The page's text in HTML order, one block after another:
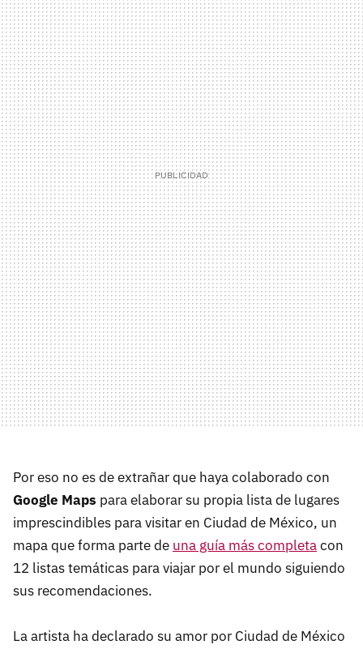
Por eso no es de extrañar que haya colaborado con
Google Maps para elaborar su propia lista de lugares
imprescindibles para visitar en Ciudad de México, un
mapa que forma parte de una guía más completacon
12 listas temáticas para viajar por el mundo siguiendo
sus recomendaciones.
La artista ha declarado su amor por Ciudad de México